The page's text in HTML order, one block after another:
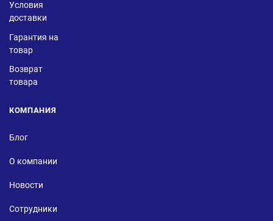
Условия
доставки
Гарантия на
товар
Возврат
товара
КОМПАНИЯ
Блог
О компании
Новости
Сотрудники